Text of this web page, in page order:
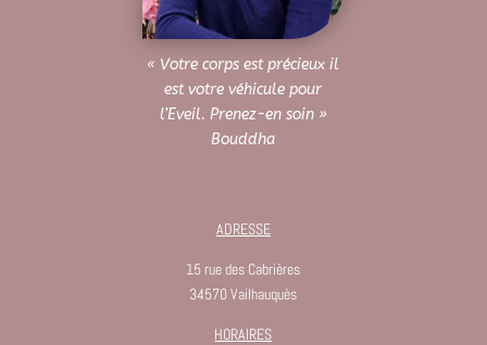
« Votre corps est précieux il
est votre véhicule pour
l’Eveil. Prenez-en soin »
Bouddha
ADRESSE
15 rue des Cabrières
34570 Vailhauquès
HORAIRES